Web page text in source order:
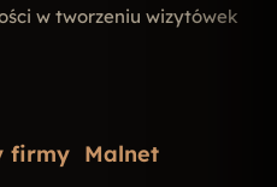
w tworzeniu wizytówek
firmy Malnet